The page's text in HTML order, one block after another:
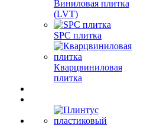
Виниловая плитка
(LVT)
SPC плитка
Кварцвиниловая
плитка